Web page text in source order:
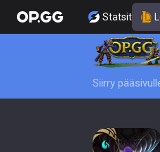
Statsit
Siirry